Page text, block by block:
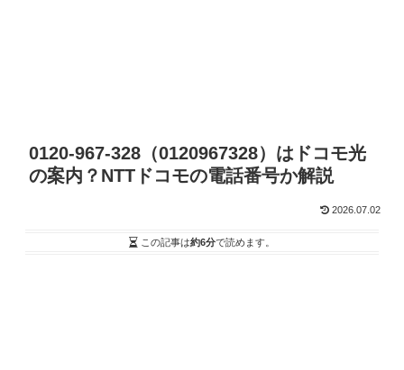
0120-967-328（0120967328）はドコモ光
の案内？NTTドコモの電話番号か解説
2026.07.02
この記事は約6分で読めます。